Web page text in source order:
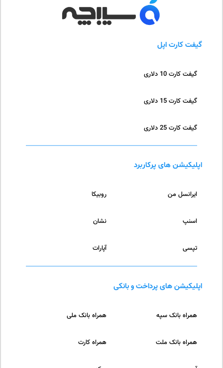
گیفت کارت اپل
گیفت کارت 10 دلاری
گیفت کارت 15 دلاری
گیفت کارت 25 دلاری
اپلیکیشن های پرکاربرد
روبیکا ایرانسل من
نشان اسنپ
آپارات تپسی
اپلیکیشن های پرداخت و بانکی
همراه بانک ملی همراه بانک سپه
همراه کارت همراه بانک ملت